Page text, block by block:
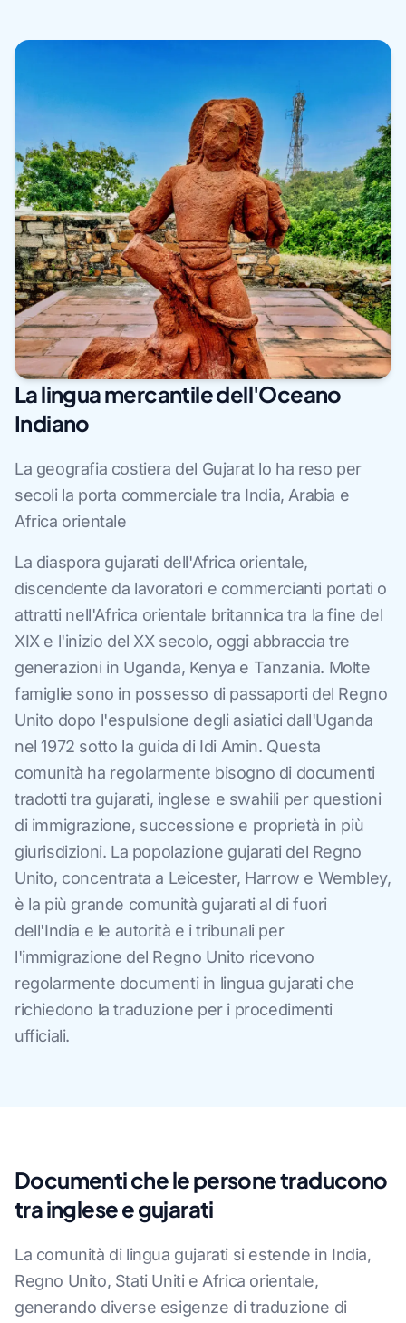
La lingua mercantile dell'Oceano
Indiano
La geografia costiera del Gujarat lo ha reso per
secoli la porta commerciale tra India, Arabia e
Africa orientale
La diaspora gujarati dell'Africa orientale,
discendente da lavoratori e commercianti portati o
attratti nell'Africa orientale britannica tra la fine del
XIX e l'inizio del XX secolo, oggi abbraccia tre
generazioni in Uganda, Kenya e Tanzania. Molte
famiglie sono in possesso di passaporti del Regno
Unito dopo l'espulsione degli asiatici dall'Uganda
nel 1972 sotto la guida di Idi Amin. Questa
comunità ha regolarmente bisogno di documenti
tradotti tra gujarati, inglese e swahili per questioni
di immigrazione, successione e proprietà in più
giurisdizioni. La popolazione gujarati del Regno
Unito, concentrata a Leicester, Harrow e Wembley,
è la più grande comunità gujarati al di fuori
dell'India e le autorità e i tribunali per
l'immigrazione del Regno Unito ricevono
regolarmente documenti in lingua gujarati che
richiedono la traduzione per i procedimenti
ufficiali.
Documenti che le persone traducono
tra inglese e gujarati
La comunità di lingua gujarati si estende in India,
Regno Unito, Stati Uniti e Africa orientale,
generando diverse esigenze di traduzione di